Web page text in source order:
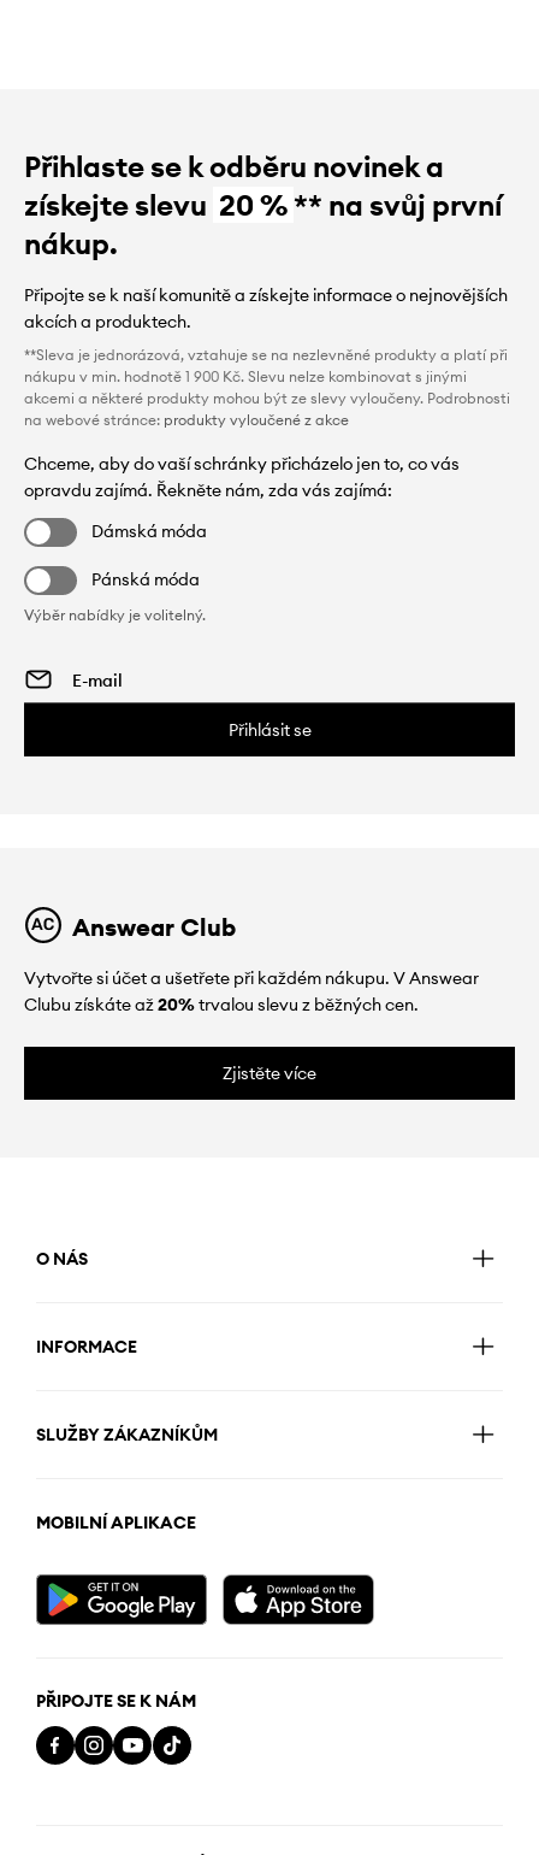
Přihlaste se k odběru novinek a
získejte slevu 20 %** na svůj první
nákup.
Připojte se k naší komunitě a získejte informace o nejnovějších
akcích a produktech.
**Sleva je jednorázová, vztahuje se na nezlevněné produkty a platí při
nákupu v min. hodnotě 1 900 Kč. Slevu nelze kombinovat s jinými
akcemi a některé produkty mohou být ze slevy vyloučeny. Podrobnosti
na webové stránce: produkty vyloučené z akce
Chceme, aby do vaší schránky přicházelo jen to, co vás
opravdu zajímá. Řekněte nám, zda vás zajímá:
Dámská móda
Pánská móda
Výběr nabídky je volitelný.
Přihlásit se
Answear Club
Vytvořte si účet a ušetřete při každém nákupu. V Answear
Clubu získáte až20%trvalou slevu z běžných cen.
Zjistěte více
O NÁS
INFORMACE
SLUŽBY ZÁKAZNÍKŮM
MOBILNÍ APLIKACE
PŘIPOJTE SE K NÁM